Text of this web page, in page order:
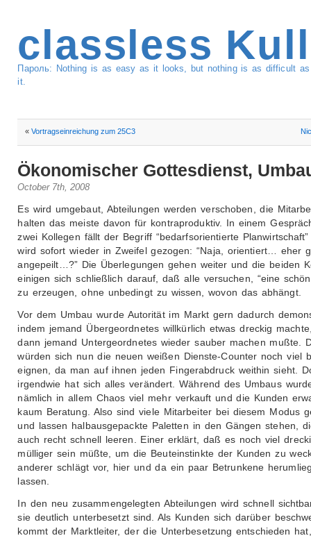
classless
Пароль: Nothing is as easy as it looks, but nothing is as difficult
it.
«Vortragseinreichung zum 25C3
Ökonomischer Gottesdienst,
October 7th, 2008
Es wird umgebaut, Abteilungen werden verschoben, die
halten das meiste davon für kontraproduktiv. In einem
zwei Kollegen fällt der Begriff “bedarfsorientierte
wird sofort wieder in Zweifel gezogen: “Naja, orientiert… eher
angepeilt…?” Die Überlegungen gehen weiter und die beiden
einigen sich schließlich darauf, daß alle versuchen, “eine
zu erzeugen, ohne unbedingt zu wissen, wovon das abhängt.
Vor dem Umbau wurde Autorität im Markt gern dadurch
indem jemand Übergeordnetes willkürlich etwas dreckig
dann jemand Untergeordnetes wieder sauber machen mußte.
würden sich nun die neuen weißen Dienste-Counter noch viel
eignen, da man auf ihnen jeden Fingerabdruck weithin sieht.
irgendwie hat sich alles verändert. Während des Umbaus
nämlich in allem Chaos viel mehr verkauft und die Kunden
kaum Beratung. Also sind viele Mitarbeiter bei diesem Modus
und lassen halbausgepackte Paletten in den Gängen stehen,
auch recht schnell leeren. Einer erklärt, daß es noch viel
mülliger sein müßte, um die Beuteinstinkte der Kunden zu
anderer schlägt vor, hier und da ein paar Betrunkene
lassen.
In den neu zusammengelegten Abteilungen wird schnell
sie deutlich unterbesetzt sind. Als Kunden sich darüber
kommt der Marktleiter, der die Unterbesetzung entschieden